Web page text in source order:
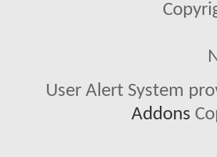
User Alert System
Addons